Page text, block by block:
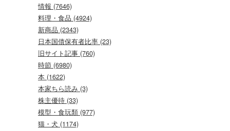
情報 (7646)
料理・食品 (4924)
新商品 (2343)
日本国債保有者比率 (23)
旧サイト記事 (760)
時節 (6980)
本 (1622)
本家ちら読み (3)
株主優待 (33)
模型・食玩類 (977)
猫・犬 (1174)